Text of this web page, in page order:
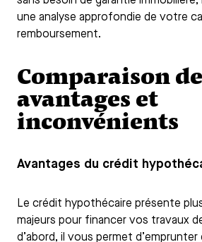
une analyse approfondie de votre
remboursement.
Comparaison
avantages et
inconvénients
Avantages du crédit
Le crédit hypothécaire présente
majeurs pour financer vos travaux
d’abord, il vous permet d’emprunter